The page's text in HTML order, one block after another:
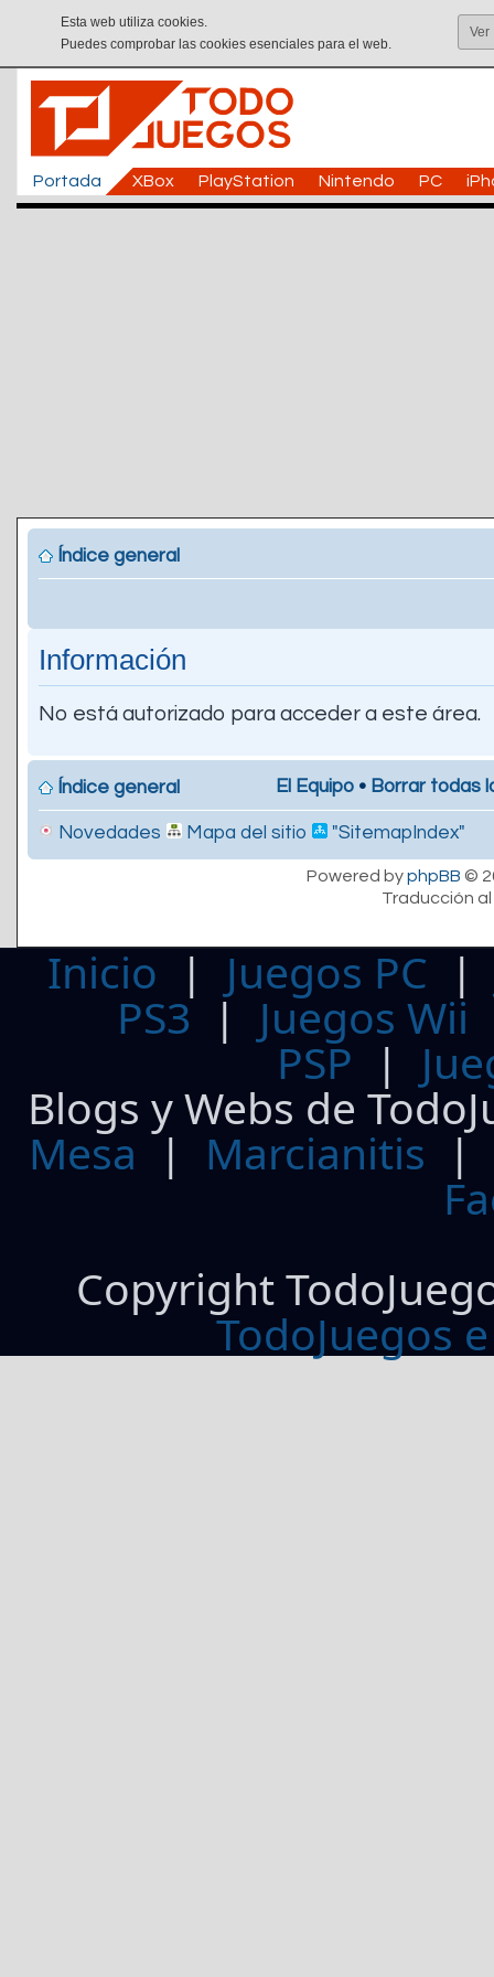
Esta web utiliza cookies.
Puedes comprobar las cookies esenciales para el web.
Ver
Portada XBox PlayStation Nintendo PC
Índice general
Información
No está autorizado para acceder a este área.
Índice general El Equipo • Borrar todas
Novedades Mapa del sitio "SitemapIndex"
Powered byphpBB ©
Traducción
Inicio | Juegos PC
PS3| Juegos Wii
PSP |
Blogs y Webs de
Mesa | Marcianitis |
Copyright
TodoJuegos